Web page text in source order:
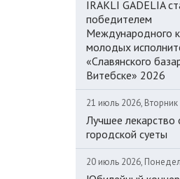
IRAKLI GADELIA
победителем
Международного
молодых
«Славянского
Витебске» 2026
21 июль 2026, Вторник
Лучшее лекарство
городской суеты
20 июль 2026,